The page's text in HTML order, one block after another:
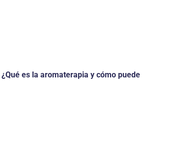
¿Qué es la aromaterapia y cómo puede